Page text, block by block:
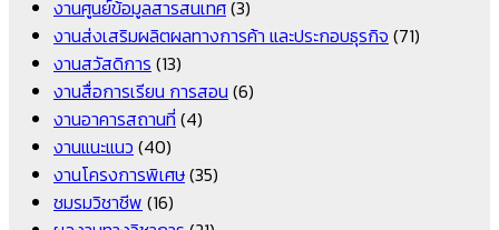
งานศูนย์ข้อมูลสารสนเทศ(3)
งานส่งเสริมผลิตผลทางการค้า และประกอบธุรกิจ (71)
งานสวัสดิการ (13)
งานสื่อการเรียน การสอน (6)
งานอาคารสถานที่ (4)
งานแนะแนว (40)
งานโครงการพิเศษ(35)
ชมรมวิชาชีพ (16)